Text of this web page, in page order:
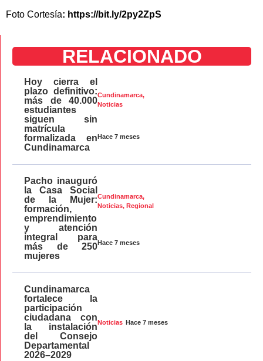
Foto Cortesía: https://bit.ly/2py2ZpS
RELACIONADO
Cundinamarca,
Noticias
Hace 7 meses
Hoy cierra el
plazo definitivo:
más de 40.000
estudiantes
siguen sin
matrícula
formalizada en
Cundinamarca
Cundinamarca,
Noticias,Regional
Hace 7 meses
Pacho inauguró
la Casa Social
de la Mujer:
formación,
emprendimiento
y atención
integral para
más de 250
mujeres
Noticias Hace 7 meses
Cundinamarca
fortalece la
participación
ciudadana con
la instalación
del Consejo
Departamental
2026–2029